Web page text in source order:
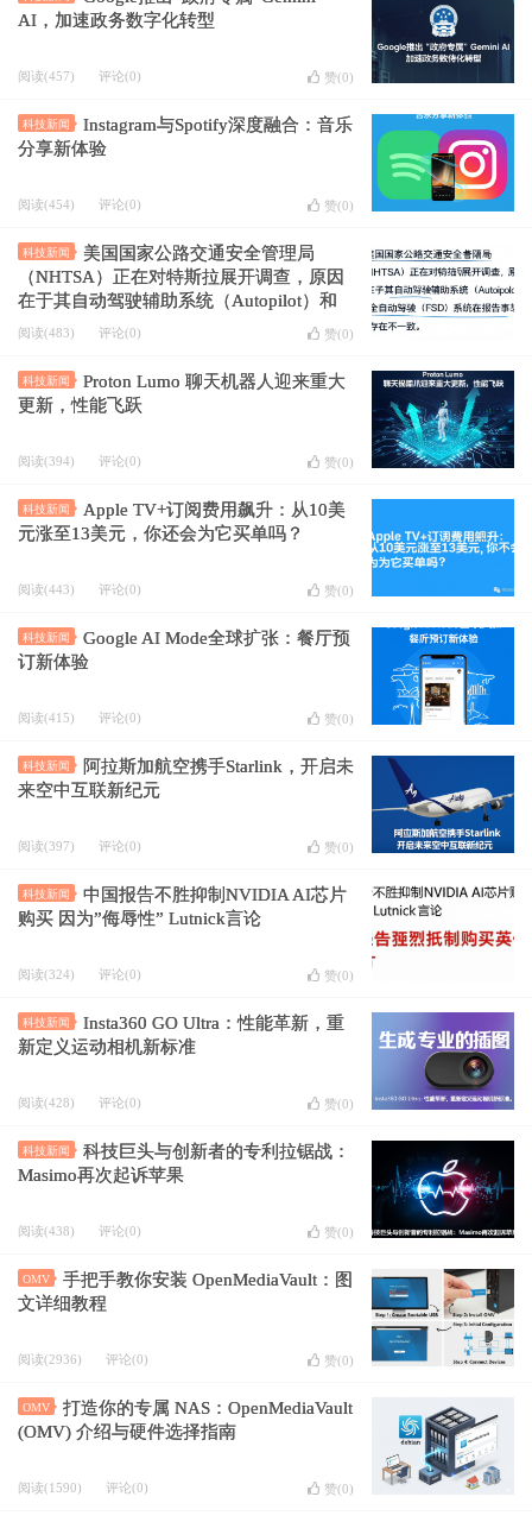
AI，加速政务数字化转型
阅读(457) 评论(0) 赞(0)
科技新闻
Instagram与Spotify深度融合：音乐
分享新体验
阅读(454) 评论(0) 赞(0)
科技新闻
美国国家公路交通安全管理局
（NHTSA）正在对特斯拉展开调查，原因
在于其自动驾驶辅助系统（Autopilot）和
全自动驾驶（FSD）系统在报告事故数据时
阅读(483) 评论(0) 赞(0)
科技新闻
Proton Lumo 聊天机器人迎来重大
更新，性能飞跃
阅读(394) 评论(0) 赞(0)
科技新闻
Apple TV+订阅费用飙升：从10美
元涨至13美元，你还会为它买单吗？
阅读(443) 评论(0) 赞(0)
科技新闻
Google AI Mode全球扩张：餐厅预
订新体验
阅读(415) 评论(0) 赞(0)
科技新闻
阿拉斯加航空携手Starlink，开启未
来空中互联新纪元
阅读(397) 评论(0) 赞(0)
科技新闻
中国报告不胜抑制NVIDIA AI芯片
购买 因为”侮辱性” Lutnick言论
阅读(324) 评论(0) 赞(0)
科技新闻
Insta360 GO Ultra：性能革新，重
新定义运动相机新标准
阅读(428) 评论(0) 赞(0)
科技新闻
科技巨头与创新者的专利拉锯战：
Masimo再次起诉苹果
阅读(438) 评论(0) 赞(0)
OMV
手把手教你安装 OpenMediaVault：图
文详细教程
阅读(2936) 评论(0) 赞(0)
OMV
打造你的专属 NAS：OpenMediaVault
(OMV) 介绍与硬件选择指南
阅读(1590) 评论(0) 赞(0)